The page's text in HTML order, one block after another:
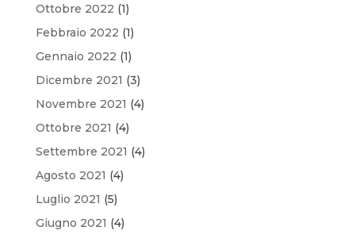
Ottobre 2022 (1)
Febbraio 2022 (1)
Gennaio 2022 (1)
Dicembre 2021 (3)
Novembre 2021 (4)
Ottobre 2021 (4)
Settembre 2021 (4)
Agosto 2021 (4)
Luglio 2021 (5)
Giugno 2021 (4)